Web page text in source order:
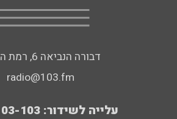
דבורה הנביאה 6, רמת השרון
radio@103.fm
עלייה לשידור: 0552-103-103